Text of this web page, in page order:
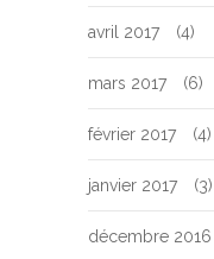
avril 2017 (4)
mars 2017 (6)
février 2017 (4)
janvier 2017 (3)
décembre 2016